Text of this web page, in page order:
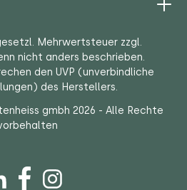
Mehrwertsteuer zzgl.
nicht anders beschrieben.
den UVP (unverbindliche
des Herstellers.
gmbh 2026 - Alle Rechte